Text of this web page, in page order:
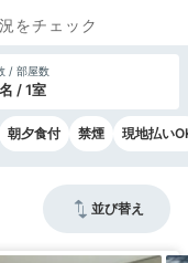
をチェック
/ 部屋数
/ 1室
朝夕食付 禁煙 現地払い
並び替え